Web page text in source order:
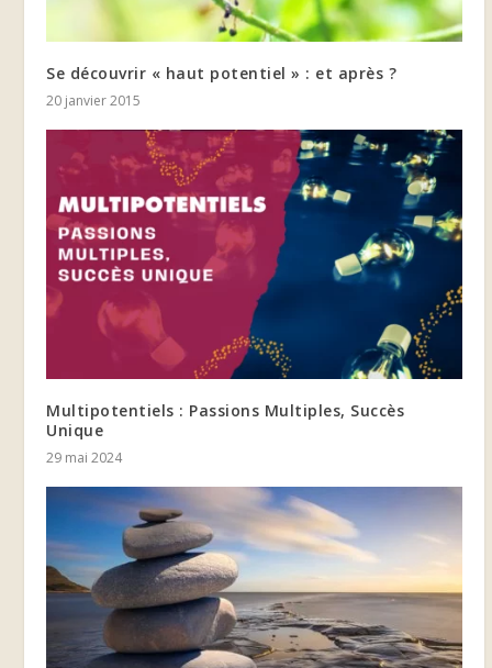
Se découvrir « haut potentiel » : et après ?
20 janvier 2015
Multipotentiels : Passions Multiples, Succès
Unique
29 mai 2024